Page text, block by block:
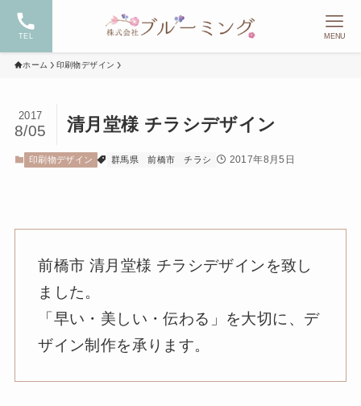
TEL MENU
ホーム 印刷物デザイン
清月堂様 チラシデザイン
2017
8/05
印刷物デザイン 群馬県 前橋市 チラシ 2017年8月5日
前橋市 清月堂様 チラシデザインを致し
ました。
「早い・美しい・伝わる」を大切に、デ
ザイン制作を承ります。